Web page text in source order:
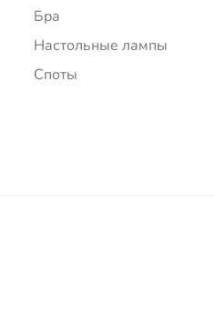
Бра
Настольные лампы
Споты